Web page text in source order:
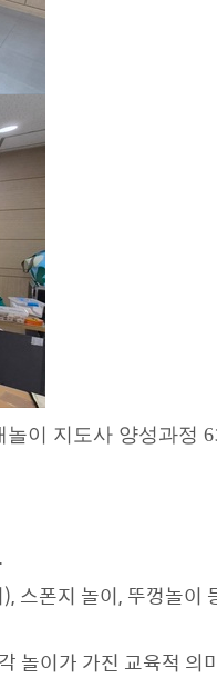
이 지도사 양성과정
스폰지 놀이, 뚜껑놀
놀이가 가진 교육적